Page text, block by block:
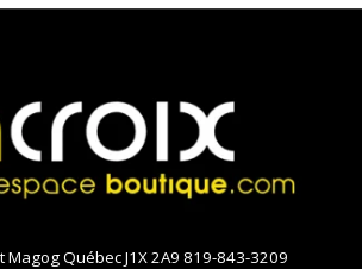
Québec J1X 2A9 819-843-3209